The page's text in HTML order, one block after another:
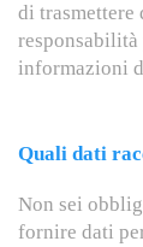
di
informazioni
Quali dati
Non sei
fornire dati